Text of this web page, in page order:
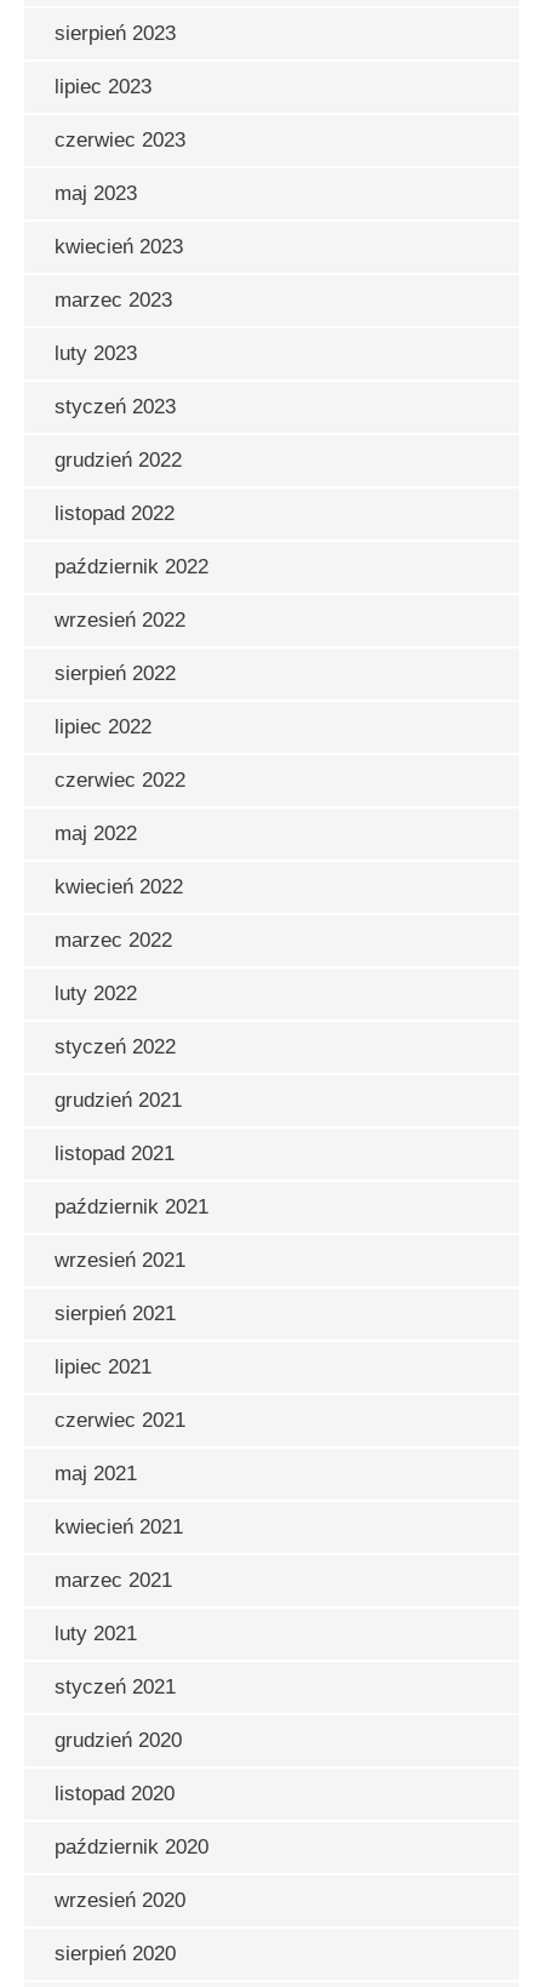
sierpień 2023
lipiec 2023
czerwiec 2023
maj 2023
kwiecień 2023
marzec 2023
luty 2023
styczeń 2023
grudzień 2022
listopad 2022
październik 2022
wrzesień 2022
sierpień 2022
lipiec 2022
czerwiec 2022
maj 2022
kwiecień 2022
marzec 2022
luty 2022
styczeń 2022
grudzień 2021
listopad 2021
październik 2021
wrzesień 2021
sierpień 2021
lipiec 2021
czerwiec 2021
maj 2021
kwiecień 2021
marzec 2021
luty 2021
styczeń 2021
grudzień 2020
listopad 2020
październik 2020
wrzesień 2020
sierpień 2020